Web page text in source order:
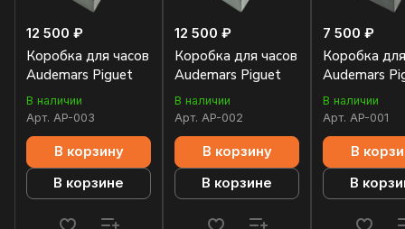
12 500 ₽
Коробка для часов
Audemars Piguet
В наличии
Арт. AP-003
В корзину
В корзине
12 500 ₽
Коробка для часов
Audemars Piguet
В наличии
Арт. AP-002
В корзину
В корзине
7 500 ₽
Коробка
Audemars
В наличии
Арт. AP-001
В
В